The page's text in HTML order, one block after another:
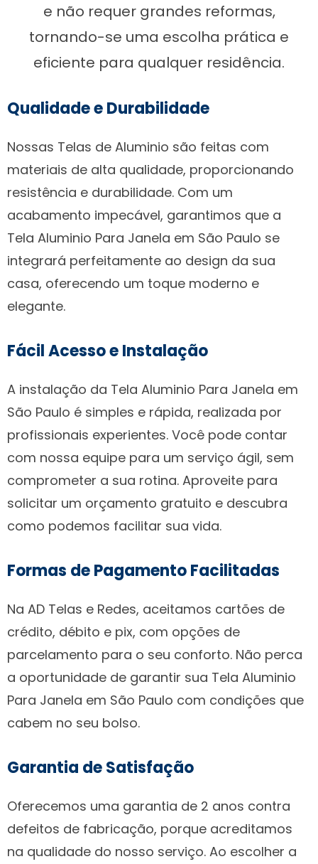
e não requer grandes reformas,
tornando-se uma escolha prática e
eficiente para qualquer residência.
Qualidade e Durabilidade
Nossas Telas de Aluminio são feitas com
materiais de alta qualidade, proporcionando
resistência e durabilidade. Com um
acabamento impecável, garantimos que a
Tela Aluminio Para Janela em São Paulo se
integrará perfeitamente ao design da sua
casa, oferecendo um toque moderno e
elegante.
Fácil Acesso e Instalação
A instalação da Tela Aluminio Para Janela em
São Paulo é simples e rápida, realizada por
profissionais experientes. Você pode contar
com nossa equipe para um serviço ágil, sem
comprometer a sua rotina. Aproveite para
solicitar um orçamento gratuito e descubra
como podemos facilitar sua vida.
Formas de Pagamento Facilitadas
Na AD Telas e Redes, aceitamos cartões de
crédito, débito e pix, com opções de
parcelamento para o seu conforto. Não perca
a oportunidade de garantir sua Tela Aluminio
Para Janela em São Paulo com condições que
cabem no seu bolso.
Garantia de Satisfação
Oferecemos uma garantia de 2 anos contra
defeitos de fabricação, porque acreditamos
na qualidade do nosso serviço. Ao escolher a